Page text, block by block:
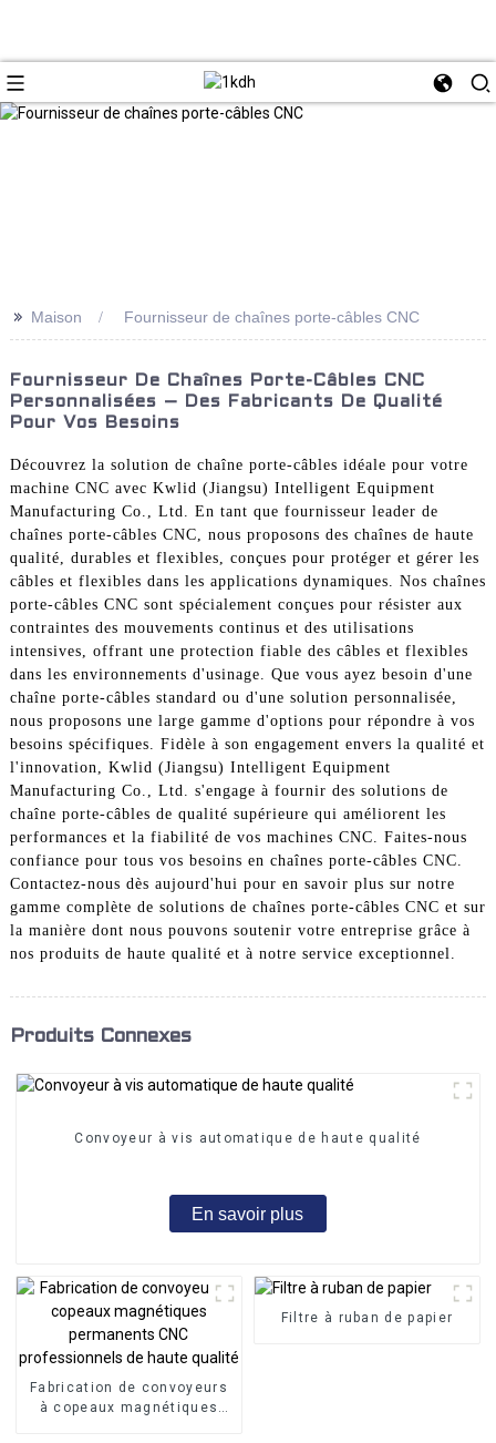
>> Maison Fournisseur de chaînes porte-câbles CNC
Fournisseur De Chaînes Porte-Câbles CNC
Personnalisées – Des Fabricants De Qualité
Pour Vos Besoins
Découvrez la solution de chaîne porte-câbles idéale pour votre
machine CNC avec Kwlid (Jiangsu) Intelligent Equipment
Manufacturing Co., Ltd. En tant que fournisseur leader de
chaînes porte-câbles CNC, nous proposons des chaînes de haute
qualité, durables et flexibles, conçues pour protéger et gérer les
câbles et flexibles dans les applications dynamiques. Nos chaînes
porte-câbles CNC sont spécialement conçues pour résister aux
contraintes des mouvements continus et des utilisations
intensives, offrant une protection fiable des câbles et flexibles
dans les environnements d'usinage. Que vous ayez besoin d'une
chaîne porte-câbles standard ou d'une solution personnalisée,
nous proposons une large gamme d'options pour répondre à vos
besoins spécifiques. Fidèle à son engagement envers la qualité et
l'innovation, Kwlid (Jiangsu) Intelligent Equipment
Manufacturing Co., Ltd. s'engage à fournir des solutions de
chaîne porte-câbles de qualité supérieure qui améliorent les
performances et la fiabilité de vos machines CNC. Faites-nous
confiance pour tous vos besoins en chaînes porte-câbles CNC.
Contactez-nous dès aujourd'hui pour en savoir plus sur notre
gamme complète de solutions de chaînes porte-câbles CNC et sur
la manière dont nous pouvons soutenir votre entreprise grâce à
nos produits de haute qualité et à notre service exceptionnel.
Produits Connexes
Convoyeur à vis automatique de haute qualité
En savoir plus
Fabrication de convoyeurs
à copeaux magnétiques
Filtre à ruban de papier